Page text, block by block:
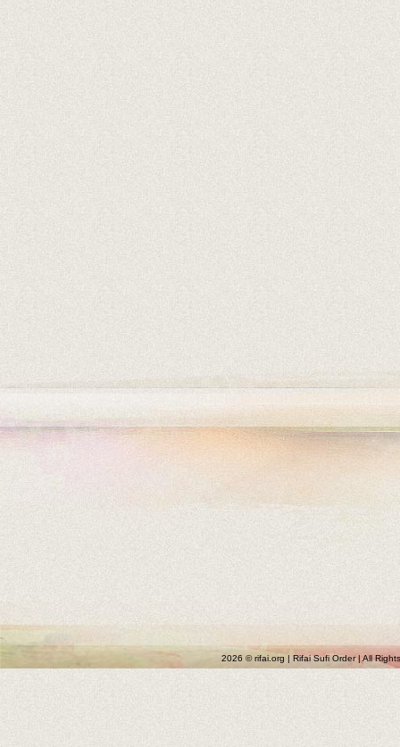
2026 © rifai.org | Rifai Sufi Order | All